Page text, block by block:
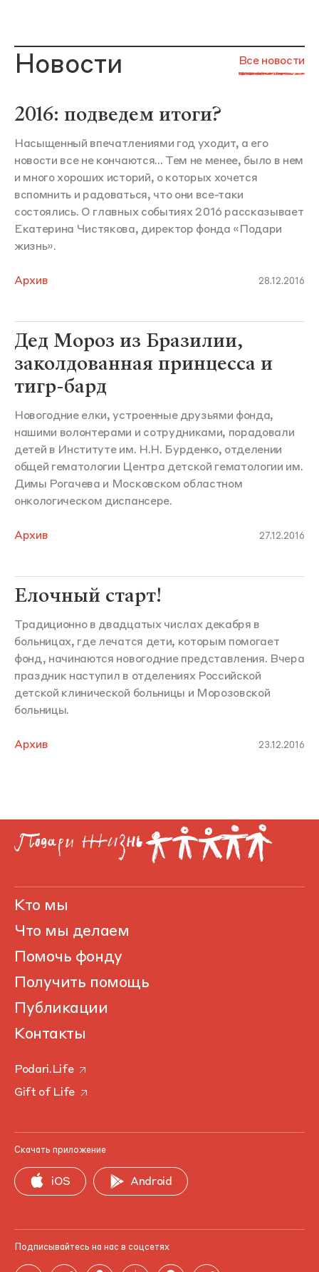
Новости Все новости
2016: подведем итоги?
Насыщенный впечатлениями год уходит, а его
новости все не кончаются... Тем не менее, было в нем
и много хороших историй, о которых хочется
вспомнить и радоваться, что они все-таки
состоялись. О главных событиях 2016 рассказывает
Екатерина Чистякова, директор фонда «Подари
жизнь».
Архив 28.12.2016
Дед Мороз из Бразилии,
заколдованная принцесса и
тигр-бард
Новогодние елки, устроенные друзьями фонда,
нашими волонтерами и сотрудниками, порадовали
детей в Институте им. Н.Н. Бурденко, отделении
общей гематологии Центра детской гематологии им.
Димы Рогачева и Московском областном
онкологическом диспансере.
Архив 27.12.2016
Елочный старт!
Традиционно в двадцатых числах декабря в
больницах, где лечатся дети, которым помогает
фонд, начинаются новогодние представления. Вчера
праздник наступил в отделениях Российской
детской клинической больницы и Морозовской
больницы.
Архив 23.12.2016
Кто мы
Что мы делаем
Помочь фонду
Получить помощь
Публикации
Контакты
Podari.Life
Gift of Life
Скачать приложение
iOS Android
Подписывайтесь на нас в соцсетях